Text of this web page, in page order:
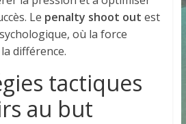
Le penalty shoot out est
où la force
différence.
tactiques
au but